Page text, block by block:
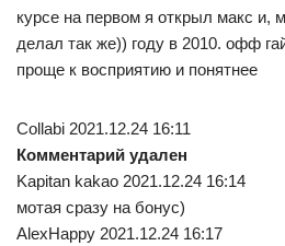
курсе на первом я открыл макс и,
делал так же)) году в 2010. офф
проще к восприятию и понятнее
Collabi 2021.12.24 16:11
Комментарий удален
Kapitan kakao 2021.12.24 16:14
мотая сразу на бонус)
AlexHappy 2021.12.24 16:17